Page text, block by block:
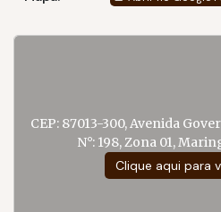
consolidado.
CEP: 87013-300,Avenida
N°:198,Zona 01,
Clique aqui para